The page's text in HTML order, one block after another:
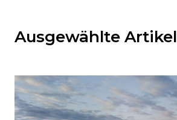
Ausgewählte Artikel